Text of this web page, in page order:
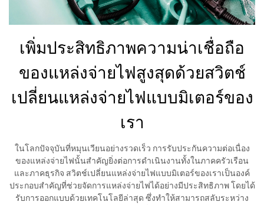
เพิ่มประสิทธิภาพความน่าเชื่อถือ
ของแหล่งจ่ายไฟสูงสุดด้วยสวิตช์
เปลี่ยนแหล่งจ่ายไฟแบบมิเตอร์ของ
เรา
ในโลกปัจจุบันที่หมุนเวียนอย่างรวดเร็ว การรับประกันความต่อเนื่อง
ของแหล่งจ่ายไฟนั้นสำคัญยิ่งต่อการดำเนินงานทั้งในภาคครัวเรือน
และภาคธุรกิจ สวิตช์เปลี่ยนแหล่งจ่ายไฟแบบมิเตอร์ของเราเป็นองค์
ประกอบสำคัญที่ช่วยจัดการแหล่งจ่ายไฟได้อย่างมีประสิทธิภาพ โดยได้
รับการออกแบบด้วยเทคโนโลยีล่าสุด ซึ่งทำให้สามารถสลับระหว่าง